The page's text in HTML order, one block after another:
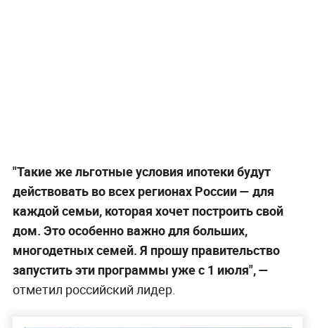
"Такие же льготные условия ипотеки будут
действовать во всех регионах России — для
каждой семьи, которая хочет построить свой
дом. Это особенно важно для больших,
многодетных семей. Я прошу правительство
запустить эти программы уже с 1 июля", —
отметил российский лидер.